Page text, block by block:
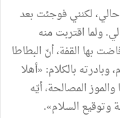
لكنني فوجئت بعد
ولما اقتربت منه
بها القفة، أنّ البطاطا
وبادرته بالكلام: «أهلا
المصالحة، أيّه
وتوقيع السلام».